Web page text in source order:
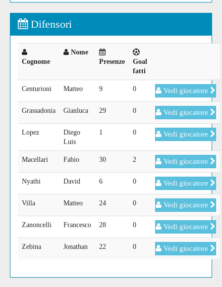
Difensori
Cognome
Nome
Presenze
Goal
fatti
Centurioni Matteo 9 0 Vedi giocatore
Grassadonia Gianluca 29 0 Vedi giocatore
Lopez
Diego
Luis
1 0 Vedi giocatore
Macellari Fabio 30 2 Vedi giocatore
Nyathi David 6 0 Vedi giocatore
Villa Matteo 24 0 Vedi giocatore
Zanoncelli Francesco 28 0 Vedi giocatore
Zebina Jonathan 22 0 Vedi giocatore